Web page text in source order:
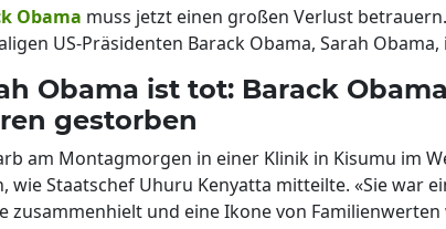
Obama muss jetzt einen großen Verlust
US-Präsidenten Barack Obama, Sarah
Obama ist tot: Barack
gestorben
am Montagmorgen in einer Klinik in Kisumu im
wie Staatschef Uhuru Kenyatta mitteilte. «Sie war
zusammenhielt und eine Ikone von